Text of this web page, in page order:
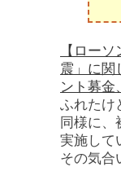
【ロー
震」に関
ント募金
ふれたけ
同様に、
実施して
その気合